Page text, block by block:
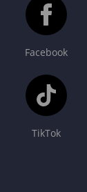
Facebook
TikTok